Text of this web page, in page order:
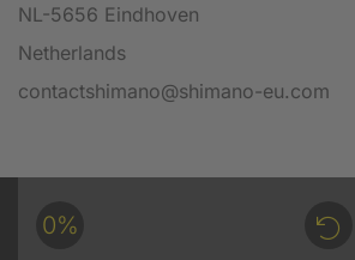
NL-5656 Eindhoven
Netherlands
contactshimano@shimano-eu.com
0%